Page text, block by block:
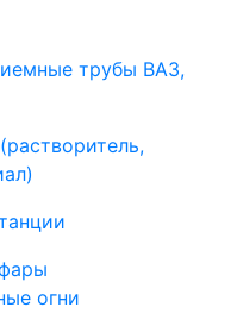
трубы ВАЗ,
огни